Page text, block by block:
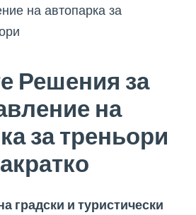
на автопарка за
Решения за
на
за треньори
градски и туристически